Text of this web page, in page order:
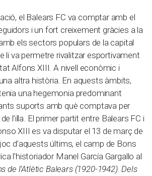
el Balears FC va comptar amb el
i un fort creixement gràcies a la
els sectors populars de la capital
li va permetre rivalitzar esportivament
Alfons XIII. A nivell econòmic i
altra història. En aquests àmbits,
una hegemonia predominant
suports amb què comptava per
l’illa. El primer partit entre Balears FC i
XIII es va disputar el 13 de març de
d’aquests últims, el camp de Bons
l’historiador Manel García Gargallo al
de l’Atlètic Balears (1920-1942). Dels